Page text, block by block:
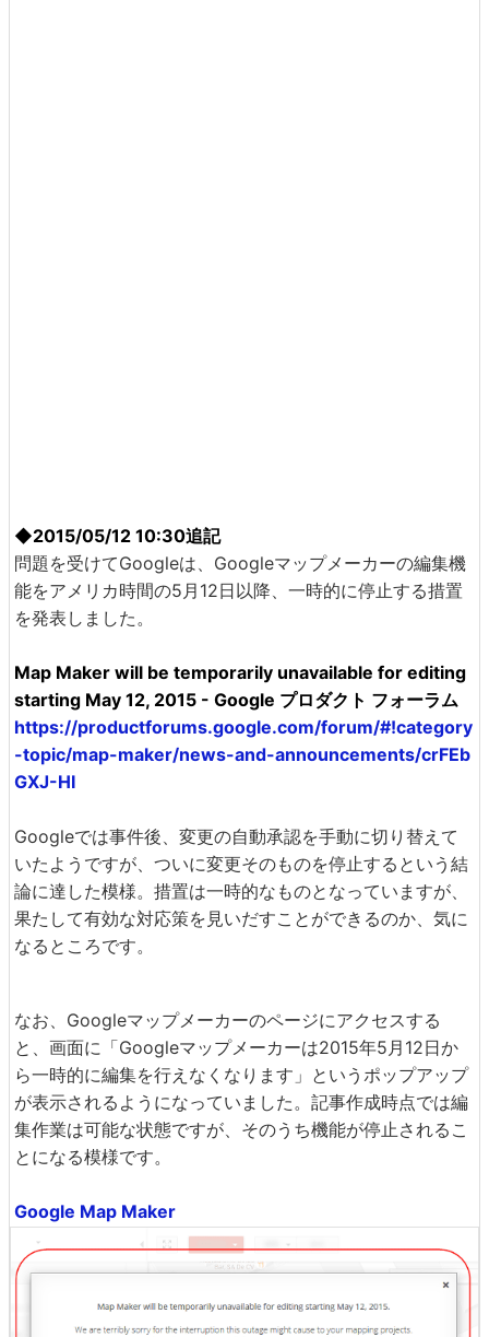
◆2015/05/12 10:30追記
問題を受けてGoogleは、Googleマップメーカーの編集機
能をアメリカ時間の5月12日以降、一時的に停止する措置
を発表しました。
Map Maker will be temporarily unavailable for editing
starting May 12, 2015 - Google プロダクト フォーラム
https://productforums.google.com/forum/#!category
-topic/map-maker/news-and-announcements/crFEb
GXJ-HI
Googleでは事件後、変更の自動承認を手動に切り替えて
いたようですが、ついに変更そのものを停止するという結
論に達した模様。措置は一時的なものとなっていますが、
果たして有効な対応策を見いだすことができるのか、気に
なるところです。
なお、Googleマップメーカーのページにアクセスする
と、画面に「Googleマップメーカーは2015年5月12日か
ら一時的に編集を行えなくなります」というポップアップ
が表示されるようになっていました。記事作成時点では編
集作業は可能な状態ですが、そのうち機能が停止されるこ
とになる模様です。
Google Map Maker